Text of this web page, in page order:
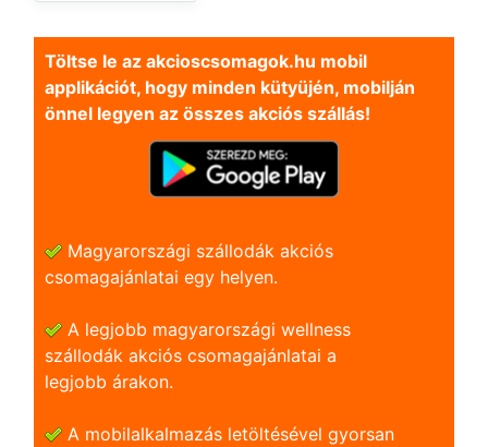
Töltse le az akcioscsomagok.hu mobil
applikációt, hogy minden kütyüjén, mobilján
önnel legyen az összes akciós szállás!
Magyarországi szállodák akciós
csomagajánlatai egy helyen.
A legjobb magyarországi wellness
szállodák akciós csomagajánlatai a
legjobb árakon.
A mobilalkalmazás letöltésével gyorsan